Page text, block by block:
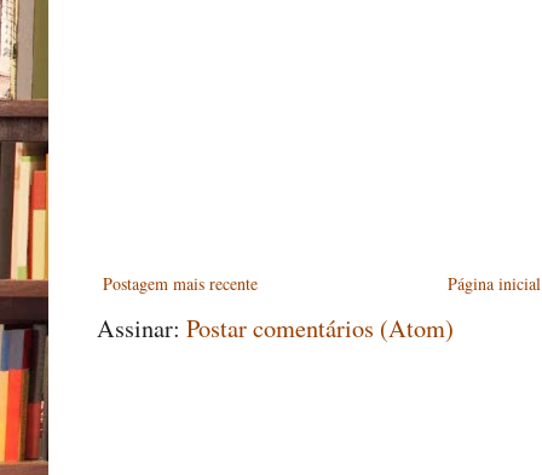
Postagem mais recente Página inicial
Assinar: Postar comentários (Atom)